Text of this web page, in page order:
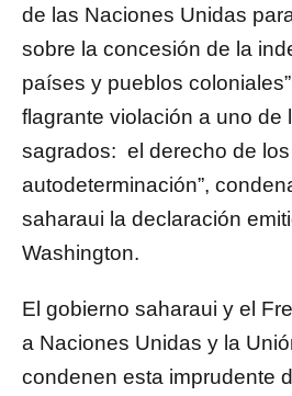
de las Naciones Unidas
sobre la concesión de la
países y pueblos
flagrante violación a uno de
sagrados: el derecho de
autodeterminación”,
saharaui la declaración
Washington.
El gobierno saharaui y el
a Naciones Unidas y la
condenen esta imprudente